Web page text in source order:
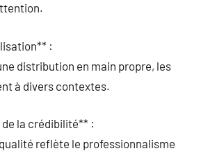
:
distribution en main propre, les
à divers contextes.
la crédibilité** :
reflète le professionnalisme